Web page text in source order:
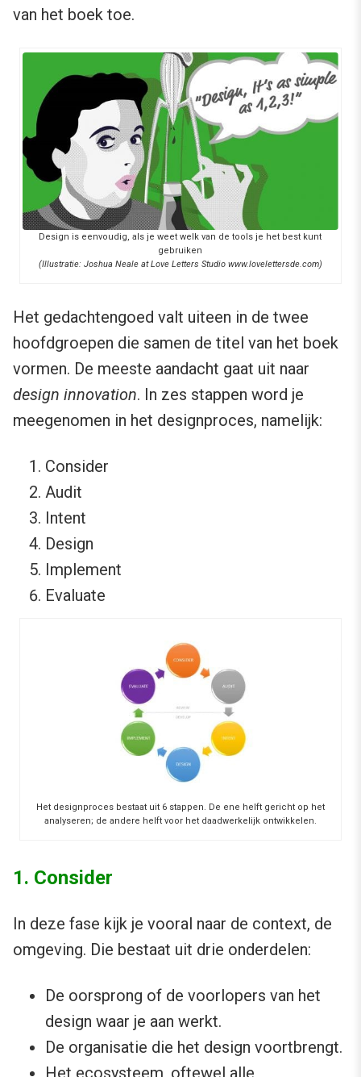
van het boek toe.
Design is eenvoudig, als je weet welk van de tools je het best kunt
gebruiken
(Illustratie: Joshua Neale at Love Letters Studio www.lovelettersde.com)
Het gedachtengoed valt uiteen in de twee
hoofdgroepen die samen de titel van het boek
vormen. De meeste aandacht gaat uit naar
design innovation. In zes stappen word je
meegenomen in het designproces, namelijk:
Consider
Audit
Intent
Design
Implement
Evaluate
Het designproces bestaat uit 6 stappen. De ene helft gericht op het
analyseren; de andere helft voor het daadwerkelijk ontwikkelen.
1. Consider
In deze fase kijk je vooral naar de context, de
omgeving. Die bestaat uit drie onderdelen:
De oorsprong of de voorlopers van het
design waar je aan werkt.
De organisatie die het design voortbrengt.
Het ecosysteem, oftewel alle